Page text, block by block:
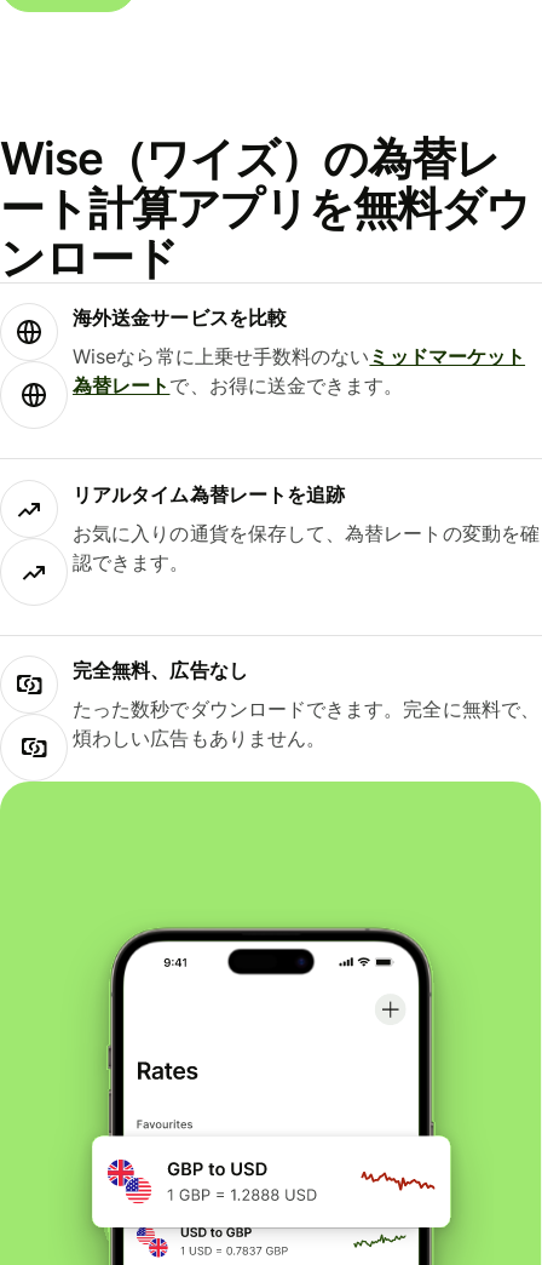
Wise（ワイズ）の為替レ
ート計算アプリを無料ダウ
ンロード
海外送金サービスを比較
Wiseなら常に上乗せ手数料のない ミッドマーケット
為替レート で、お得に送金できます。
リアルタイム為替レートを追跡
お気に入りの通貨を保存して、為替レートの変動を確
認できます。
完全無料、広告なし
たった数秒でダウンロードできます。完全に無料で、
煩わしい広告もありません。